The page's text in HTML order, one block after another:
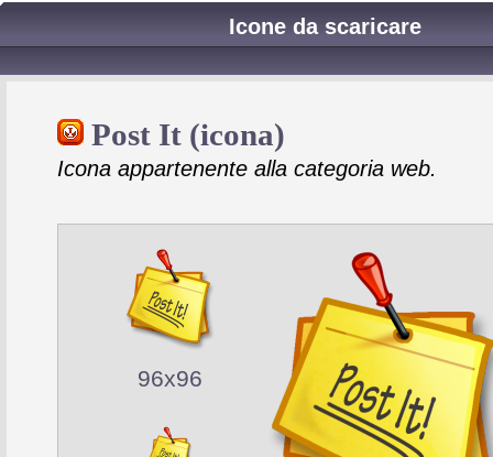
Icone da scaricare
Post It (icona)
Icona appartenente alla categoria web.
96x96